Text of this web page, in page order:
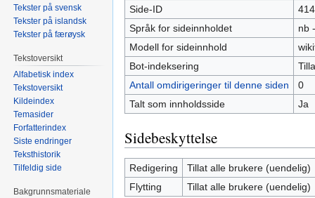
Side-ID
414
Språk for sideinnholdet
nb
Modell for sideinnhold
Bot-indeksering
Antall omdirigeringer til denne siden
0
Talt som innholdsside
Ja
Sidebeskyttelse
Redigering
Tillat alle brukere (uendelig)
Flytting
Tillat alle brukere (uendelig)
Tekster på svensk
Tekster på islandsk
Tekster på færøysk
Tekstoversikt
Alfabetisk index
Tekstoversikt
Kildeindex
Temasider
Forfatterindex
Siste endringer
Teksthistorik
Tilfeldig side
Bakgrunnsmateriale